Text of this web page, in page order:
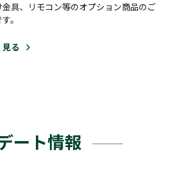
具、リモコン等のオプション商品のご
。
る
ート情報